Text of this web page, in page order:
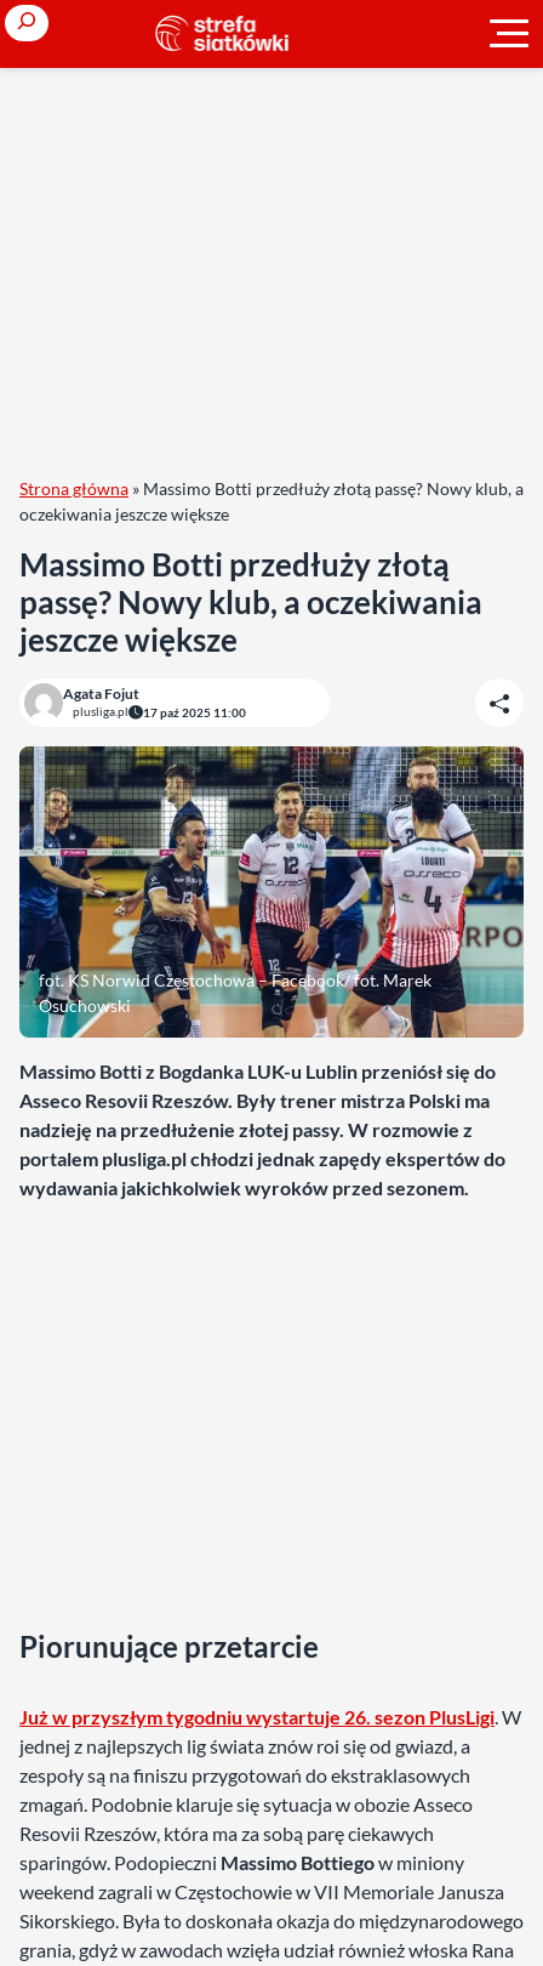
Search
Strona główna » Massimo Botti przedłuży złotą passę? Nowy klub, a
oczekiwania jeszcze większe
Massimo Botti przedłuży złotą
passę? Nowy klub, a oczekiwania
jeszcze większe
Agata Fojut
plusliga.pl 17 paź 2025 11:00
fot. KS Norwid Częstochowa – Facebook/ fot. Marek
Osuchowski
Massimo Botti z Bogdanka LUK-u Lublin przeniósł się do
Asseco Resovii Rzeszów. Były trener mistrza Polski ma
nadzieję na przedłużenie złotej passy. W rozmowie z
portalem plusliga.pl chłodzi jednak zapędy ekspertów do
wydawania jakichkolwiek wyroków przed sezonem.
Piorunujące przetarcie
Już w przyszłym tygodniu wystartuje 26. sezon PlusLigi. W
jednej z najlepszych lig świata znów roi się od gwiazd, a
zespoły są na finiszu przygotowań do ekstraklasowych
zmagań. Podobnie klaruje się sytuacja w obozie Asseco
Resovii Rzeszów, która ma za sobą parę ciekawych
sparingów. Podopieczni Massimo Bottiegow miniony
weekend zagrali w Częstochowie w VII Memoriale Janusza
Sikorskiego. Była to doskonała okazja do międzynarodowego
grania, gdyż w zawodach wzięła udział również włoska Rana